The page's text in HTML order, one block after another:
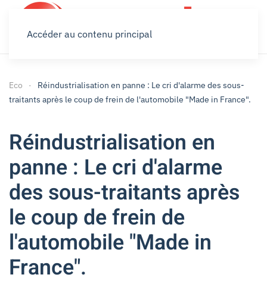
Accéder au contenu principal
Eco
Réindustrialisation en panne : Le cri d'alarme des sous-
traitants après le coup de frein de l'automobile "Made in France".
Réindustrialisation en
panne : Le cri d'alarme
des sous-traitants après
le coup de frein de
l'automobile "Made in
France".